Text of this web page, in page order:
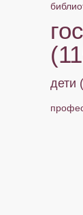
дети